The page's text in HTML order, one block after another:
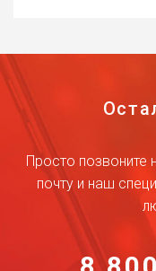
Просто позвоните
почту и наш